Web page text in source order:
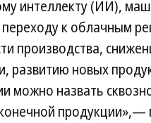
интеллекту (ИИ),
переходу к облачным
производства,
развитию новых
можно назвать
продукции»,—